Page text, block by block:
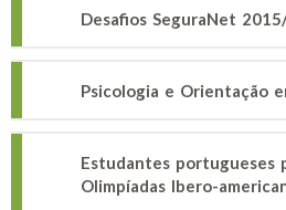
Desafios SeguraNet
Psicologia e Orientação
Estudantes portugueses
Olimpíadas Ibero-